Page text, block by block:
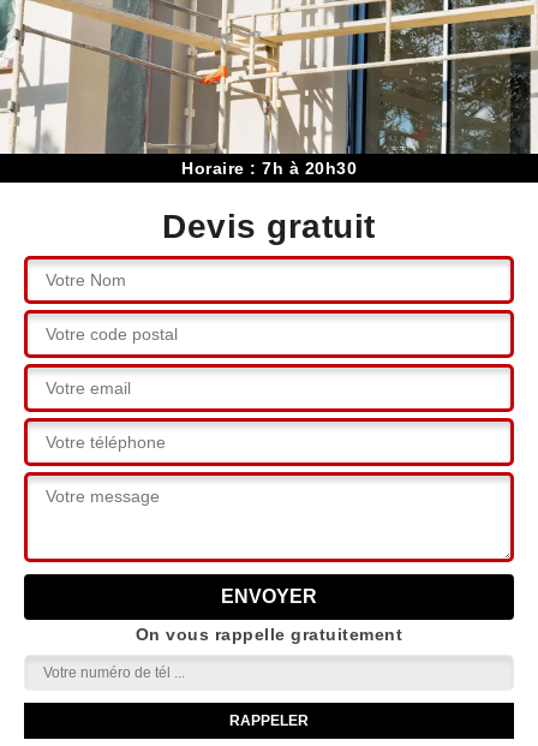
Horaire : 7h à 20h30
Devis gratuit
On vous rappelle gratuitement